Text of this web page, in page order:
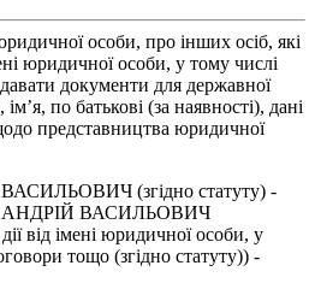
особи, про інших осіб, які
юридичної особи, у тому числі
документи для державної
по батькові (за наявності), дані
представництва юридичної
(згідно статуту) -
АНДРІЙ ВАСИЛЬОВИЧ
від імені юридичної особи, у
тощо (згідно статуту)) -